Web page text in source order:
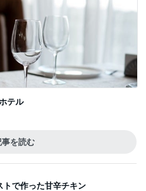
テル
事を読む
トで作った甘辛チキン